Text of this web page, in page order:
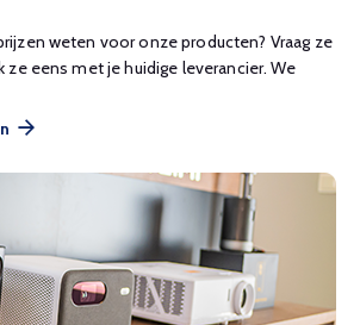
weten voor onze producten? Vraag ze
ze eens met je huidige leverancier. We